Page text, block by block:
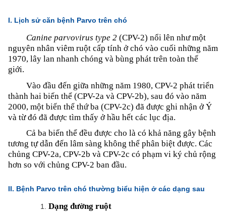
I. Lịch sử căn bệnh Parvo trên chó
Canine parvovirus type 2 (CPV-2) nổi lên như một
nguyên nhân viêm ruột cấp tính ở chó vào cuối những năm
1970, lây lan nhanh chóng và bùng phát trên toàn thế
giới.
Vào đầu đến giữa những năm 1980, CPV-2 phát triển
thành hai biến thể (CPV-2a và CPV-2b), sau đó vào năm
2000, một biến thể thứ ba (CPV-2c) đã được ghi nhận ở Ý
và từ đó đã được tìm thấy ở hầu hết các lục địa.
Cả ba biến thể đều được cho là có khả năng gây bệnh
tương tự dẫn đến lâm sàng không thể phân biệt được. Các
chủng CPV-2a, CPV-2b và CPV-2c có phạm vi ký chủ rộng
hơn so với chủng CPV-2 ban đầu.
II. Bệnh Parvo trên chó thường biểu hiện ở các dạng sau
Dạng đường ruột